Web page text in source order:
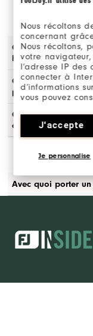
Nous récoltons
concernant
Nous récoltons,
votre
l’adresse IP des
connecter à
d’informations
vous pouvez
J'accepte
Je personnalise
DE
Quels sont les
homme ?
Quels sont les
pour homme ?
Quelles
de golf pour homme
Avec quoi porter